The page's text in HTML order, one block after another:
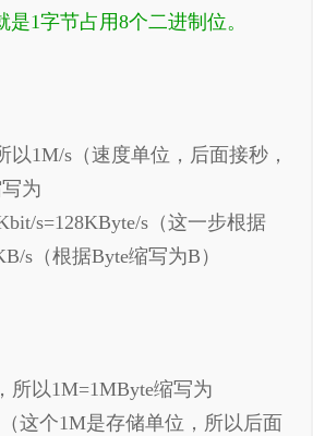
是1字节占用8个二进制位。
以1M/s（速度单位，后面接秒，
为
s=128KByte/s（这一步根据
s（根据Byte缩写为B）
所以1M=1MByte缩写为
这个1M是存储单位，所以后面
信扫一扫或长按识别）